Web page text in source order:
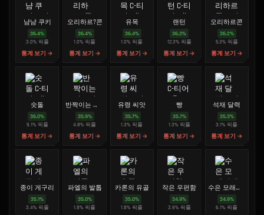
냠냠 쿠키
36.4%
3.0% 픽률
통계 보기 →
오리하르?콘
36.4%
1.0%픽률
통계 보기 →
유목
36.4%
1.0%픽률
통계 보기 →
랜턴
36.3%
12.3% 픽률
통계 보기 →
오리하르콘
36.2%
5.3% 픽률
통계 보기 →
숫돌
36.0%
9.1% 픽률
통계 보기 →
반짝이는 립스틱
35.9%
4.8%픽률
통계 보기 →
유령 씨앗
35.7%
1.3%픽률
통계 보기 →
빵
35.7%
1.3% 픽률
통계 보기 →
석재 달력
35.3%
3.1%픽률
통계 보기 →
종이 게구리
35.1%
3.4% 픽률
파엘의 발톱
35.0%
1.8%픽률
카론의 유골
35.0%
1.8%픽률
작은 우편함
34.9%
3.9% 픽률
수은 모래시계
34.9%
6.1%픽률